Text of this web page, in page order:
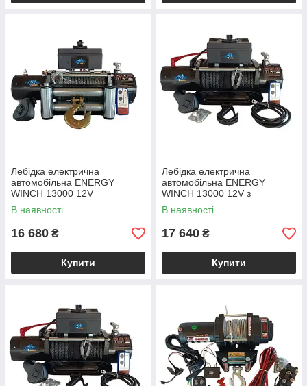
Лебідка електрична
автомобільна ENERGY
WINCH 13000 12V
В наявності
16 680 ₴
Купити
Лебідка електрична
автомобільна ENERGY
WINCH 13000 12V з
синтетичним тросом
В наявності
17 640 ₴
Купити